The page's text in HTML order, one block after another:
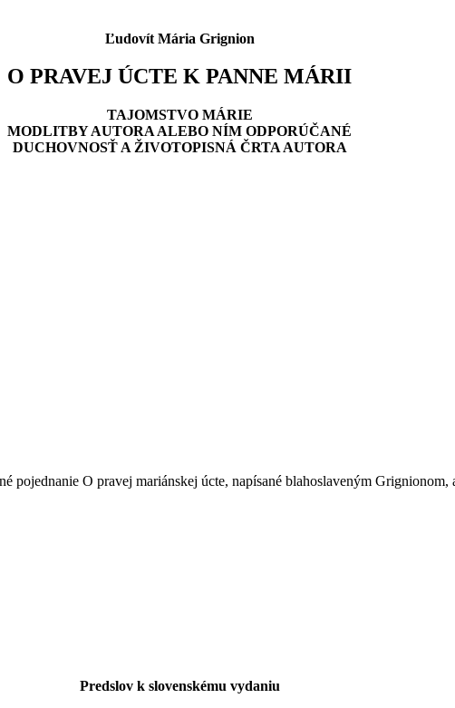
Ľudovít Mária Grignion
O PRAVEJ ÚCTE K PANNE MÁRII
TAJOMSTVO MÁRIE
MODLITBY AUTORA ALEBO NÍM ODPORÚČANÉ
DUCHOVNOSŤ A ŽIVOTOPISNÁ ČRTA AUTORA
O pravej mariánskej úcte, napísané blahoslaveným Grignionom,
Predslov k slovenskému vydaniu